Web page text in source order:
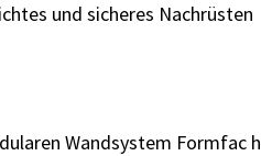
und sicheres Nachrüsten
Wandsystem Formfac